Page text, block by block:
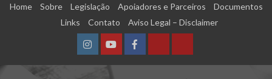
SkipHome Sobre Legislação Apoiadores e Parceiros
Documentos
Links
Contato Aviso Legal – Disclaimer
InstagramYouTubeFacebookCalculadoraCalculadora